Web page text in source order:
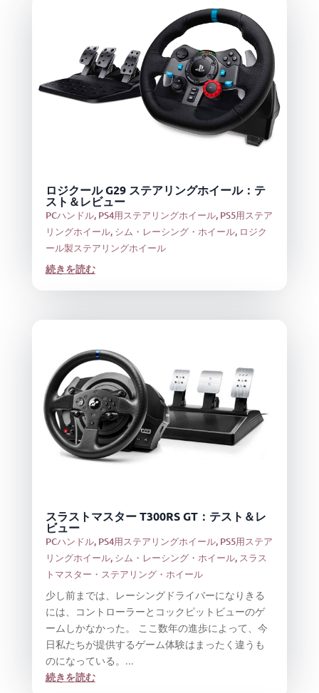
ロジクール G29 ステアリングホイール：テ
スト＆レビュー
PCハンドル, PS4用ステアリングホイール, PS5用ステア
リングホイール, シム・レーシング・ホイール, ロジク
ール製ステアリングホイール
続きを読む
スラストマスター T300RS GT：テスト＆レ
ビュー
PCハンドル, PS4用ステアリングホイール, PS5用ステア
リングホイール, シム・レーシング・ホイール, スラス
トマスター・ステアリング・ホイール
少し前までは、レーシングドライバーになりきる
には、コントローラーとコックピットビューのゲ
ームしかなかった。 ここ数年の進歩によって、今
日私たちが提供するゲーム体験はまったく違うも
のになっている。...
続きを読む